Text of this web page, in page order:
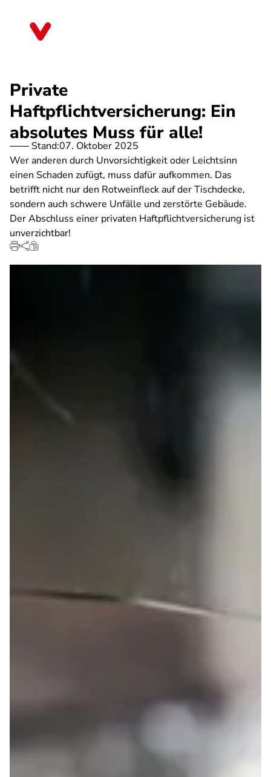
Private
Haftpflichtversicherung: Ein
absolutes Muss für alle!
Stand:07. Oktober 2025
Wer anderen durch Unvorsichtigkeit oder Leichtsinn
einen Schaden zufügt, muss dafür aufkommen. Das
betrifft nicht nur den Rotweinfleck auf der Tischdecke,
sondern auch schwere Unfälle und zerstörte Gebäude.
Der Abschluss einer privaten Haftpflichtversicherung ist
unverzichtbar!